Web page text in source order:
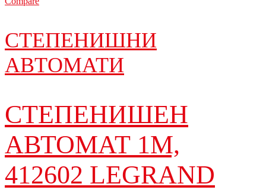
СТЕПЕНИШНИ
АВТОМАТИ
СТЕПЕНИШЕН
АВТОМАТ 1M,
412602 LEGRAND